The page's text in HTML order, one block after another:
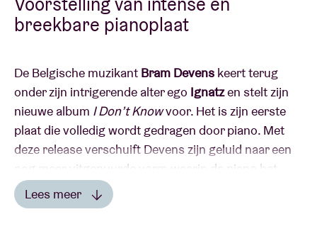
breekbare pianoplaat
De Belgische muzikant Bram Devens keert terug
onder zijn intrigerende alter ego Ignatzen stelt zijn
nieuwe album I Don’t Knowvoor. Het is zijn eerste
plaat die volledig wordt gedragen door piano. Met
deze release verschuift Devens zijn geluid naar een
nog meer uitgepuurde vorm waarin de piano het
kloppende hart vormt van elke compositie.
Lees meer